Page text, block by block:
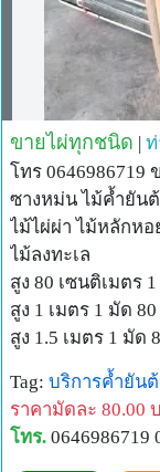
Add Line@ :
หรือ กด : https://
Inbox page :
#ไม้ไผ่สาน #ไม้ไ
#ไม้ไผ่ตกแต่ง #ตก
เลี้ยง #ไม้ไผ่ตง #ไ
#ไม้ไผ่กันมอด
#bambooplywood
ขายไผ่ทุกชนิด | ท่
โทร 0646986719
ซางหม่น ไม้ค้ำยัน
ไม้ไผ่ผ่า ไม้หลักห
ไม้ลงทะเล
สูง 80 เซนติเมตร
สูง 1 เมตร 1 มัด
สูง 1.5 เมตร 1 มัด
สั่งขนาดอื่นได้ อยู่
ไม้ไผ่
#ขายไม้ไผ่ #นั่งร้า
#นั่งร้านก่อสร้าง
Tag: บริการค้ำยัน
ราคามัดละ 80.00
โทร. 0646986719